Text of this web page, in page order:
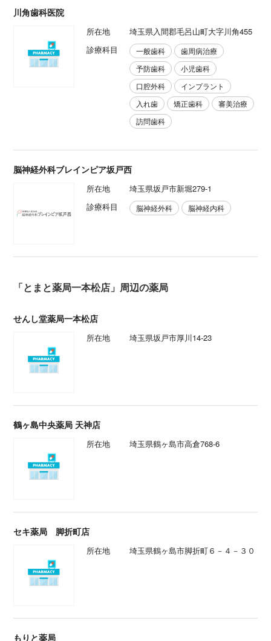
川角歯科医院
所在地
埼玉県入間郡毛呂山町大字川角455
診療科目
一般歯科
歯周病治療
予防歯科
小児歯科
口腔外科
インプラント
入れ歯
矯正歯科
審美治療
訪問歯科
脳神経外科ブレインピア坂戸西
所在地
埼玉県坂戸市新堀279-1
診療科目
脳神経外科 脳神経内科
「とまと薬局一本松店」周辺の薬局
せんし堂薬局一本松店
所在地 埼玉県坂戸市厚川14-23
鶴ヶ島中央薬局 天神店
所在地 埼玉県鶴ヶ島市高倉768-6
セキ薬局 脚折町店
所在地 埼玉県鶴ヶ島市脚折町６－４－３０
もりと薬局